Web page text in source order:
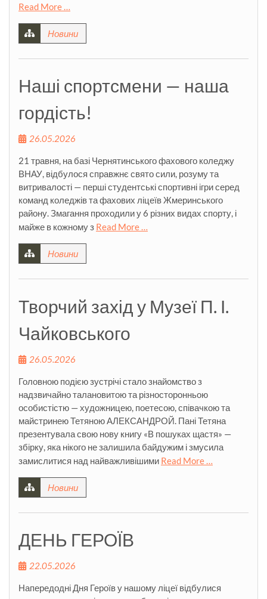
Read More …
Новини
Наші спортсмени — наша
гордість!
26.05.2026
21 травня, на базі Чернятинського фахового коледжу
ВНАУ, відбулося справжнє свято сили, розуму та
витривалості — перші студентські спортивні ігри серед
команд коледжів та фахових ліцеїв Жмеринського
району. Змагання проходили у 6 різних видах спорту, і
майже в кожному з Read More …
Новини
Творчий захід у Музеї П. І.
Чайковського
26.05.2026
Головною подією зустрічі стало знайомство з
надзвичайно талановитою та різносторонньою
особистістю — художницею, поетесою, співачкою та
майстринею Тетяною АЛЕКСАНДРОЙ. Пані Тетяна
презентувала свою нову книгу «В пошуках щастя» —
збірку, яка нікого не залишила байдужим і змусила
замислитися над найважливішими Read More …
Новини
ДЕНЬ ГЕРОЇВ
22.05.2026
Напередодні Дня Героїв у нашому ліцеї відбулися